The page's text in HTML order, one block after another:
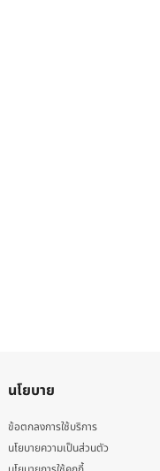
นโยบาย
ข้อตกลงการใช้บริการ
นโยบายความเป็นส่วนตัว